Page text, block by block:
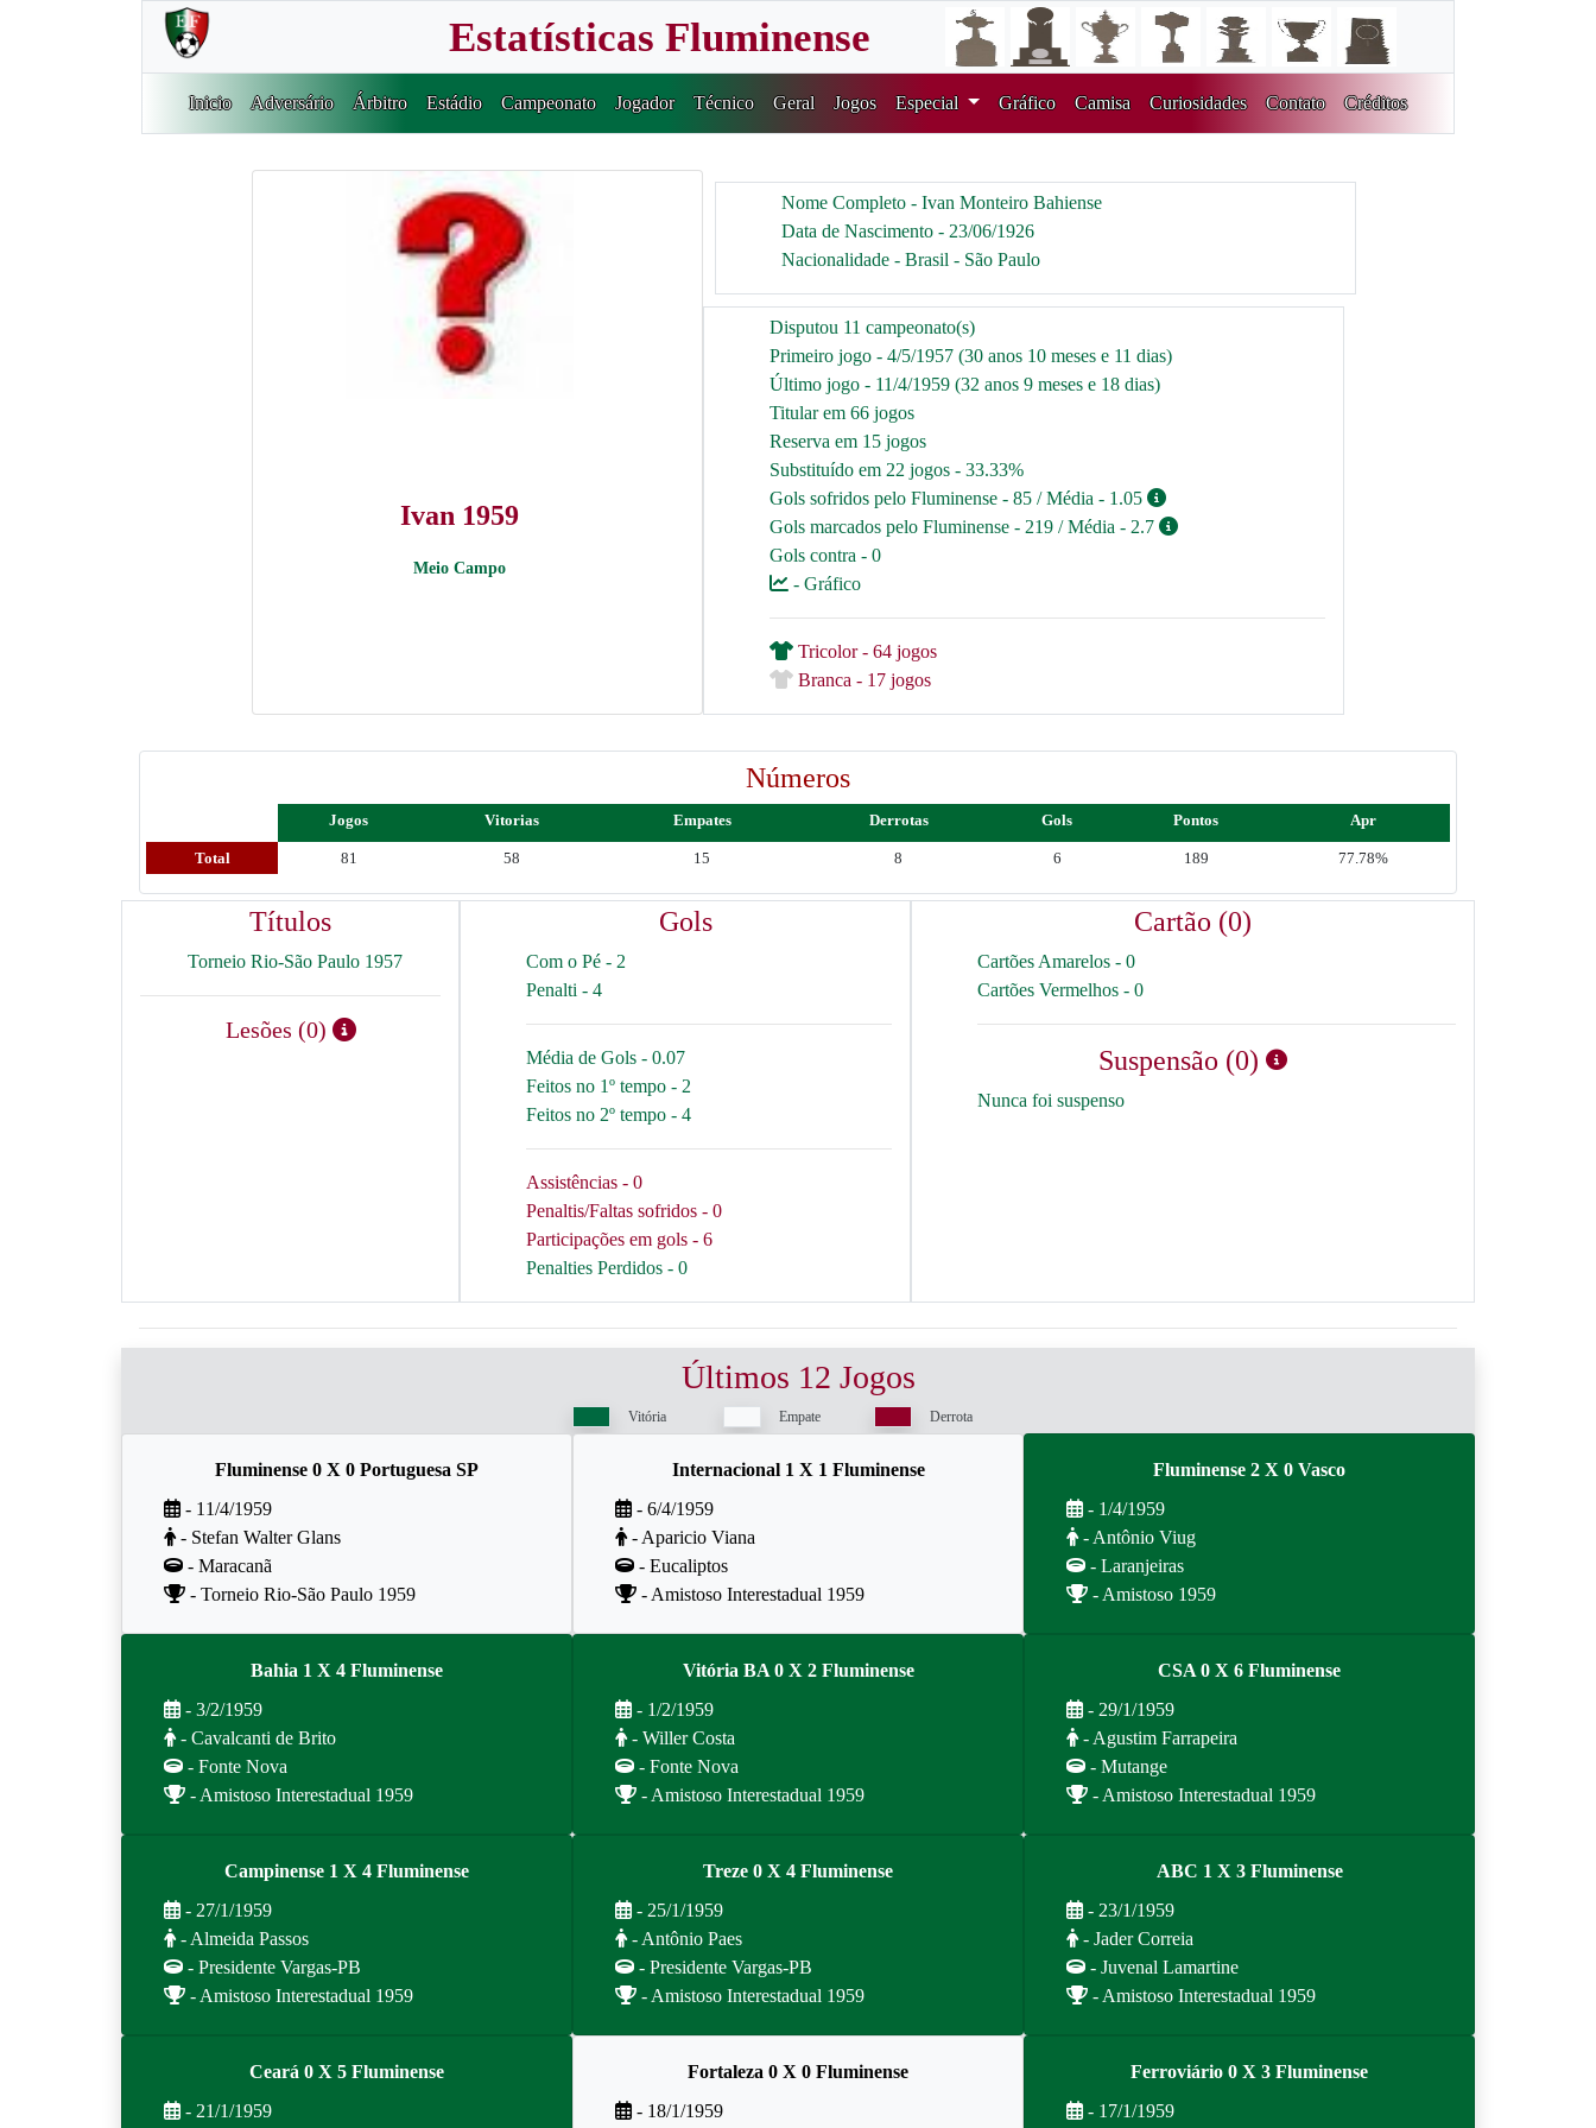
Estatísticas Fluminense
Inicio Adversário Árbitro Estádio Campeonato Jogador Técnico Geral Jogos Especial Gráfico Camisa Curiosidades Contato Créditos
Ivan 1959
Meio Campo
Nome Completo - Ivan Monteiro Bahiense
Data de Nascimento - 23/06/1926
Nacionalidade - Brasil - São Paulo
Disputou 11 campeonato(s)
Primeiro jogo - 4/5/1957 (30 anos 10 meses e 11 dias)
Último jogo - 11/4/1959 (32 anos 9 meses e 18 dias)
Titular em 66 jogos
Reserva em 15 jogos
Substituído em 22 jogos - 33.33%
Gols sofridos pelo Fluminense - 85 / Média - 1.05
Gols marcados pelo Fluminense - 219 / Média - 2.7
Gols contra - 0
- Gráfico
Tricolor - 64 jogos
Branca - 17 jogos
Números
Jogos Vitorias Empates Derrotas Gols Pontos Apr
Total 81 58 15 8 6 189 77.78%
Títulos
Torneio Rio-São Paulo 1957
Lesões (0)
Gols
Com o Pé - 2
Penalti - 4
Média de Gols - 0.07
Feitos no 1º tempo - 2
Feitos no 2º tempo - 4
Assistências - 0
Penaltis/Faltas sofridos - 0
Participações em gols - 6
Penalties Perdidos - 0
Cartão (0)
Cartões Amarelos - 0
Cartões Vermelhos - 0
Suspensão (0)
Nunca foi suspenso
Últimos 12 Jogos
Vitória Empate Derrota
Fluminense 0 X 0 Portuguesa SP
- 11/4/1959
- Stefan Walter Glans
- Maracanã
- Torneio Rio-São Paulo 1959
Internacional 1 X 1 Fluminense
- 6/4/1959
- Aparicio Viana
- Eucaliptos
- Amistoso Interestadual 1959
Fluminense 2 X 0 Vasco
- 1/4/1959
- Antônio Viug
- Laranjeiras
- Amistoso 1959
Bahia 1 X 4 Fluminense
- 3/2/1959
- Cavalcanti de Brito
- Fonte Nova
- Amistoso Interestadual 1959
Vitória BA 0 X 2 Fluminense
- 1/2/1959
- Willer Costa
- Fonte Nova
- Amistoso Interestadual 1959
CSA 0 X 6 Fluminense
- 29/1/1959
- Agustim Farrapeira
- Mutange
- Amistoso Interestadual 1959
Campinense 1 X 4 Fluminense
- 27/1/1959
- Almeida Passos
- Presidente Vargas-PB
- Amistoso Interestadual 1959
Treze 0 X 4 Fluminense
- 25/1/1959
- Antônio Paes
- Presidente Vargas-PB
- Amistoso Interestadual 1959
ABC 1 X 3 Fluminense
- 23/1/1959
- Jader Correia
- Juvenal Lamartine
- Amistoso Interestadual 1959
Ceará 0 X 5 Fluminense
- 21/1/1959
Fortaleza 0 X 0 Fluminense
- 18/1/1959
Ferroviário 0 X 3 Fluminense
- 17/1/1959